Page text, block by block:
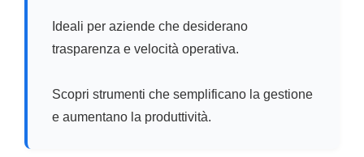
Ideali per aziende che desiderano
trasparenza e velocità operativa.
Scopri strumenti che semplificano la gestione
e aumentano la produttività.